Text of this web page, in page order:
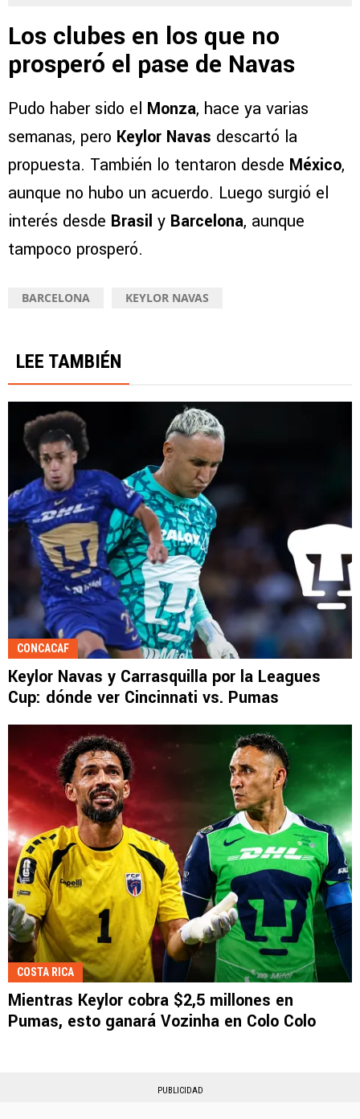
Los clubes en los que no
prosperó el pase de Navas
Pudo haber sido el Monza, hace ya varias
semanas, pero Keylor Navas descartó la
propuesta. También lo tentaron desde México,
aunque no hubo un acuerdo. Luego surgió el
interés desde Brasil y Barcelona, aunque
tampoco prosperó.
BARCELONA KEYLOR NAVAS
LEE TAMBIÉN
CONCACAF
Keylor Navas y Carrasquilla por la Leagues
Cup: dónde ver Cincinnati vs. Pumas
COSTA RICA
Mientras Keylor cobra $2,5 millones en
Pumas, esto ganará Vozinha en Colo Colo
PUBLICIDAD